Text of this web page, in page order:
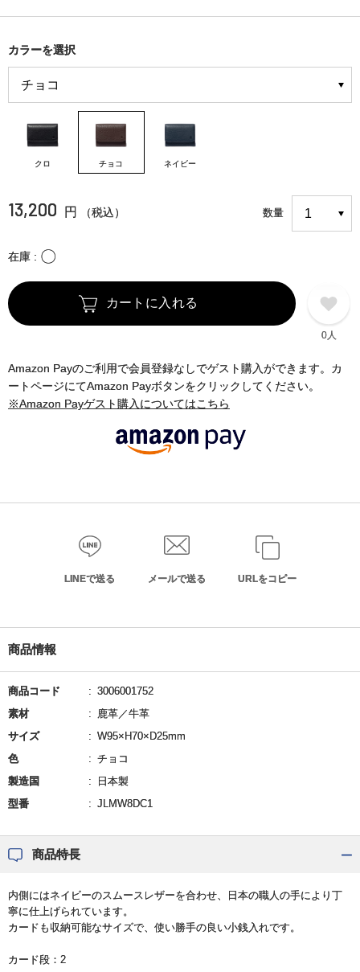
カラーを選択
クロ チョコ ネイビー
13,200 円 （税込） 数量
在庫 〇
カートに入れる
0人
Amazon Payのご利用で会員登録なしでゲスト購入ができます。カ
ートページにてAmazon Payボタンをクリックしてください。
※Amazon Payゲスト購入についてはこちら
LINEで送る メールで送る URLをコピー
商品情報
商品コード
3006001752
素材
鹿革／牛革
サイズ
W95×H70×D25mm
色
チョコ
製造国
日本製
型番
JLMW8DC1
商品特長
内側にはネイビーのスムースレザーを合わせ、日本の職人の手により丁
寧に仕上げられています。
カードも収納可能なサイズで、使い勝手の良い小銭入れです。
カード段：2